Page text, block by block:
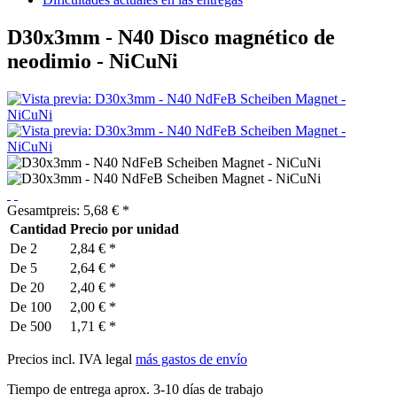
D30x3mm - N40 Disco magnético de
neodimio - NiCuNi
Gesamtpreis: 5,68 € *
Cantidad Precio por unidad
De 2
2,84 € *
De 5
2,64 € *
De 20
2,40 € *
De 100
2,00 € *
De 500 1,71 € *
Precios incl. IVA legal más gastos de envío
Tiempo de entrega aprox. 3-10 días de trabajo